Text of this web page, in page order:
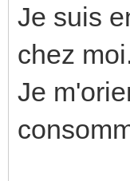
Je suis
chez
Je